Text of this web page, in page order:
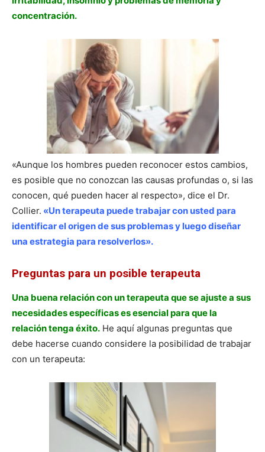
concentración.
«Aunque los hombres pueden reconocer estos cambios,
es posible que no conozcan las causas profundas o, si las
conocen, qué pueden hacer al respecto», dice el Dr.
Collier. «Un terapeuta puede trabajar con usted para
identificar el origen de sus problemas y luego diseñar
una estrategia para resolverlos».
Preguntas para un posible terapeuta
Una buena relación con un terapeuta que se ajuste a sus
necesidades específicas es esencial para que la
relación tenga éxito. He aquí algunas preguntas que
debe hacerse cuando considere la posibilidad de trabajar
con un terapeuta: